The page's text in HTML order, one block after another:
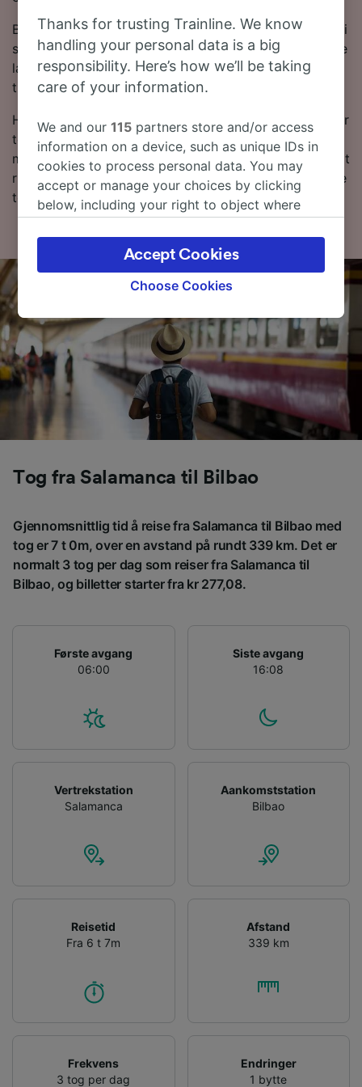
Bestill togbilletter fra Salamanca til Bilbao på forhånd i
stedet for å kjøpe dem på dagen. Slik sikrer du deg de
laveste prisene. Du kan sjekke prisene fra Salamanca
til Bilbao i reiseplanleggeren vår.
Hvis du er klar for å bestille, kan du begynne å se etter
togbilletter til en lav pris hos oss i dag. Les videre for
mer informasjon om reisen til Bilbao med tog, inkludert
rutetabellen vår, hvor du kan se dagens første og siste
tog.
Tog fra Salamanca til Bilbao
Gjennomsnittlig tid å reise fra Salamanca til Bilbao med
tog er 7 t 0m, over en avstand på rundt 339 km. Det er
normalt 3 tog per dag som reiser fra Salamanca til
Bilbao, og billetter starter fra kr 277,08.
Første avgang
06:00
Siste avgang
16:08
Vertrekstation
Salamanca
Aankomststation
Bilbao
Reisetid
Fra 6 t 7m
Afstand
339 km
Frekvens
3 tog per dag
Endringer
1 bytte
Thanks for trusting Trainline. We know
handling your personal data is a big
responsibility. Here’s how we’ll be taking
care of your information.
We and our115 partners store and/or access
information on a device, such as unique IDs in
cookies to process personal data. You may
accept or manage your choices by clicking
below, including your right to object where
the privacy policy page. These choices will be
signaled to our partners and will not affect
browsing data. Your data will not be used for
track you.
We and our partners process data to provide:
Use precise geolocation data. Actively scan
device characteristics for identification. Store
and/or access information on a device.
Personalised advertising and content,
advertising and content measurement,
List of Partners
Choose Cookies
Accept Cookies